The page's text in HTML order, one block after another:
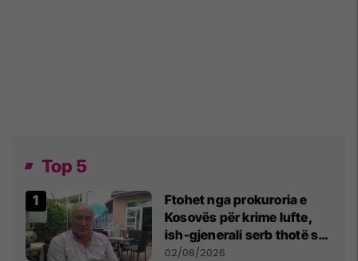
Top 5
Ftohet nga prokuroria e
Kosovës për krime lufte,
ish-gjenerali serb thotë se
dikush e tradhtoi në
02/08/2026